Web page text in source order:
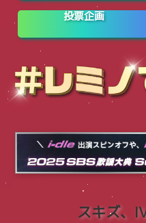
投票企画
スキズ、